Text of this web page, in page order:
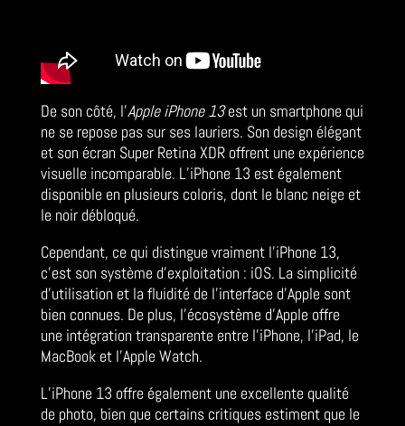
De son côté, l’Apple iPhone 13est un smartphone qui
ne se repose pas sur ses lauriers. Son design élégant
et son écran Super Retina XDR offrent une expérience
visuelle incomparable. L’iPhone 13 est également
disponible en plusieurs coloris, dont le blanc neige et
le noir débloqué.
Cependant, ce qui distingue vraiment l’iPhone 13,
c’est son système d’exploitation : iOS. La simplicité
d’utilisation et la fluidité de l’interface d’Apple sont
bien connues. De plus, l’écosystème d’Apple offre
une intégration transparente entre l’iPhone, l’iPad, le
MacBook et l’Apple Watch.
L’iPhone 13 offre également une excellente qualité
de photo, bien que certains critiques estiment que le